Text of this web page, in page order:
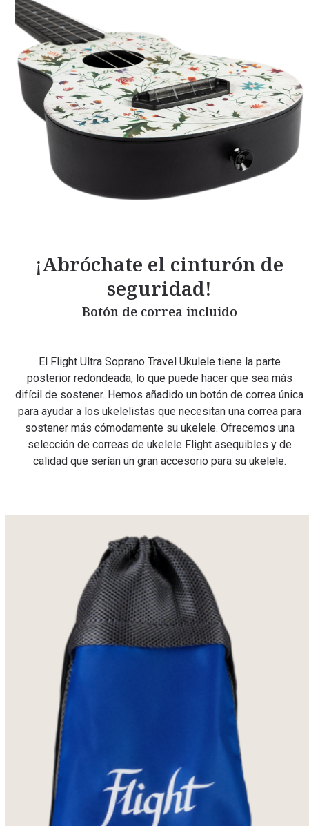
¡Abróchate el cinturón de
seguridad!
Botón de correa incluido
El Flight Ultra Soprano Travel Ukulele tiene la parte
posterior redondeada, lo que puede hacer que sea más
difícil de sostener. Hemos añadido un botón de correa única
para ayudar a los ukelelistas que necesitan una correa para
sostener más cómodamente su ukelele. Ofrecemos una
selección de correas de ukelele Flight asequibles y de
calidad que serían un gran accesorio para su ukelele.